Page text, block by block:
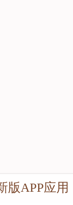
佩戴舒适、体积
点。并且企业应用
产品的美观性与耐